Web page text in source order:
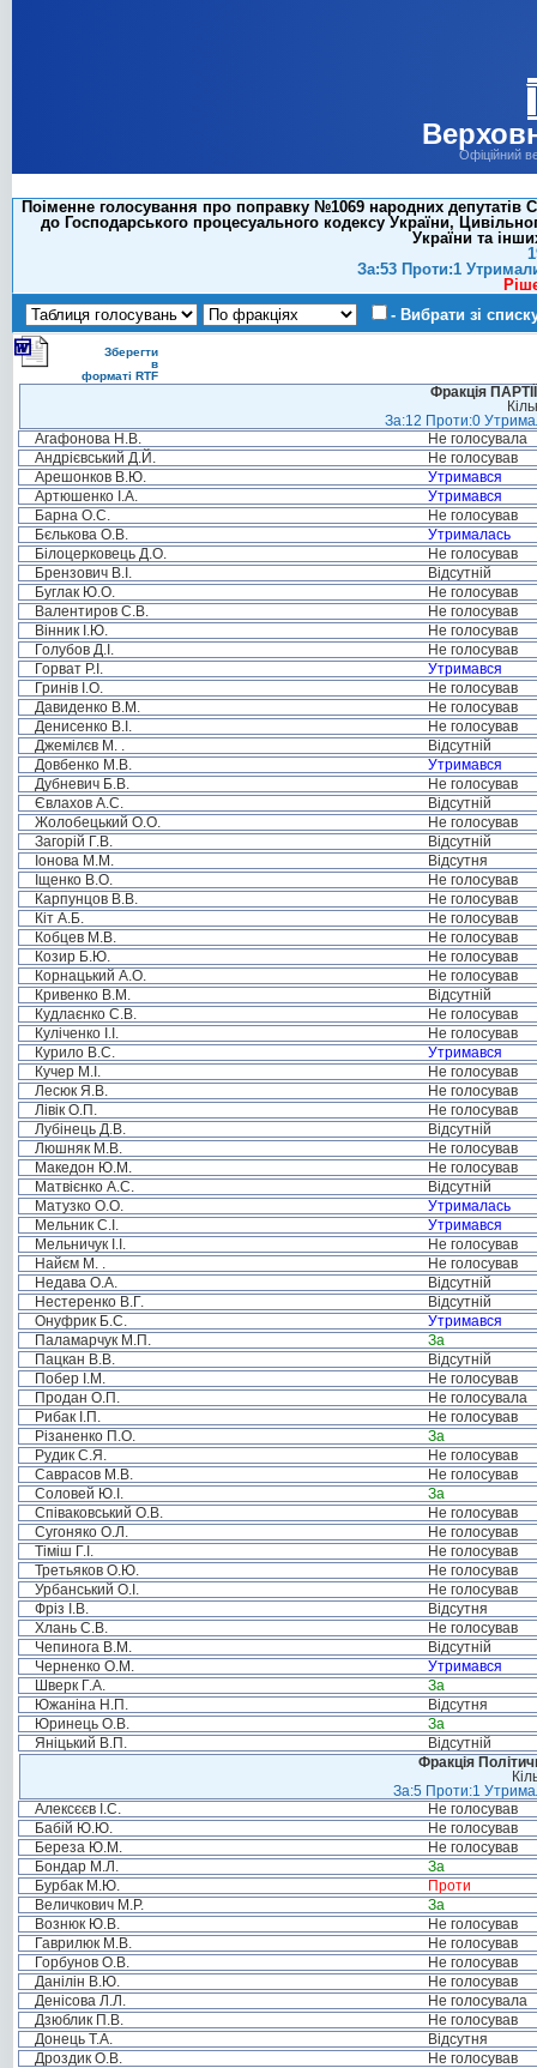
Офіційний
Поіменне голосування про поправку №1069 народних
до Господарського процесуального кодексу України,
України та
За:53 Проти:1
- Вибрати зі
Зберегти
в
форматі RTF
Фракція
За:12 Проти:0
Агафонова Н.В.
Не голосувала
Андрієвський Д.Й.
Не голосував
Арешонков В.Ю.
Утримався
Артюшенко І.А.
Утримався
Барна О.С.
Не голосував
Бєлькова О.В.
Утрималась
Білоцерковець Д.О.
Не голосував
Брензович В.І.
Відсутній
Буглак Ю.О.
Не голосував
Валентиров С.В.
Не голосував
Вінник І.Ю.
Не голосував
Голубов Д.І.
Не голосував
Горват Р.І.
Утримався
Гринів І.О.
Не голосував
Давиденко В.М.
Не голосував
Денисенко В.І.
Не голосував
Джемілєв М. .
Відсутній
Довбенко М.В.
Утримався
Дубневич Б.В.
Не голосував
Євлахов А.С.
Відсутній
Жолобецький О.О.
Не голосував
Загорій Г.В.
Відсутній
Іонова М.М.
Відсутня
Іщенко В.О.
Не голосував
Карпунцов В.В.
Не голосував
Кіт А.Б.
Не голосував
Кобцев М.В.
Не голосував
Козир Б.Ю.
Не голосував
Корнацький А.О.
Не голосував
Кривенко В.М.
Відсутній
Кудлаєнко С.В.
Не голосував
Куліченко І.І.
Не голосував
Курило В.С.
Утримався
Кучер М.І.
Не голосував
Лесюк Я.В.
Не голосував
Лівік О.П.
Не голосував
Лубінець Д.В.
Відсутній
Люшняк М.В.
Не голосував
Македон Ю.М.
Не голосував
Матвієнко А.С.
Відсутній
Матузко О.О.
Утрималась
Мельник С.І.
Утримався
Мельничук І.І.
Не голосував
Найєм М. .
Не голосував
Недава О.А.
Відсутній
Нестеренко В.Г.
Відсутній
Онуфрик Б.С.
Утримався
Паламарчук М.П.
За
Пацкан В.В.
Відсутній
Побер І.М.
Не голосував
Продан О.П.
Не голосувала
Рибак І.П.
Не голосував
Різаненко П.О.
За
Рудик С.Я.
Не голосував
Саврасов М.В.
Не голосував
Соловей Ю.І.
За
Співаковський О.В.
Не голосував
Сугоняко О.Л.
Не голосував
Тіміш Г.І.
Не голосував
Третьяков О.Ю.
Не голосував
Урбанський О.І.
Не голосував
Фріз І.В.
Відсутня
Хлань С.В.
Не голосував
Чепинога В.М.
Відсутній
Черненко О.М.
Утримався
Шверк Г.А.
За
Южаніна Н.П.
Відсутня
Юринець О.В.
За
Яніцький В.П.
Відсутній
Фракція
За:5 Проти:1
Алексєєв І.С.
Не голосував
Бабій Ю.Ю.
Не голосував
Береза Ю.М.
Не голосував
Бондар М.Л.
За
Бурбак М.Ю.
Проти
Величкович М.Р.
За
Вознюк Ю.В.
Не голосував
Гаврилюк М.В.
Не голосував
Горбунов О.В.
Не голосував
Данілін В.Ю.
Не голосував
Денісова Л.Л.
Не голосувала
Дзюблик П.В.
Не голосував
Донець Т.А.
Відсутня
Дроздик О.В.
Не голосував